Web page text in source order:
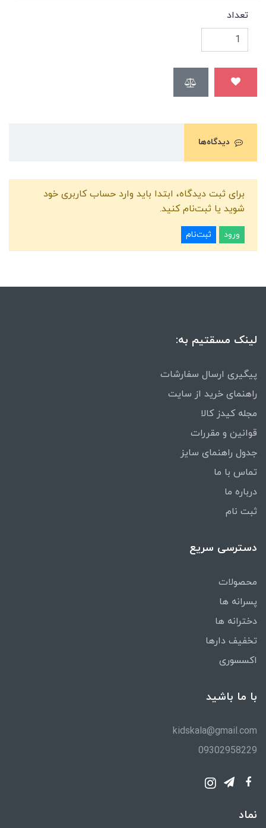
تعداد
دیدگاه‌ها
برای ثبت دیدگاه، ابتدا باید وارد حساب کاربری خود
شوید یا ثبت‌نام کنید.
ورود ثبت‌نام
لینک مسقتیم به:
پیگیری ارسال سفارشات
راهنمای خرید از سایت
مجله کیدز کالا
قوانین و مقررات
جدول راهنمای سایز
تماس با ما
درباره ما
ثبت نام
دسترسی سریع
محصولات
پسرانه ها
دخترانه ها
تخفیف دارها
اکسسوری
با ما باشید
kidskala@gmail.com
09302958229
نماد